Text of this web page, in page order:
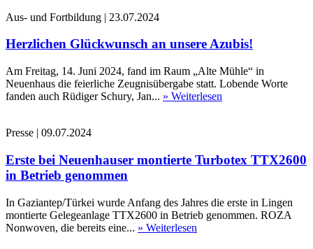
Aus- und Fortbildung | 23.07.2024
Herzlichen Glückwunsch an unsere Azubis!
Am Freitag, 14. Juni 2024, fand im Raum „Alte Mühle“ in
Neuenhaus die feierliche Zeugnisübergabe statt. Lobende Worte
fanden auch Rüdiger Schury, Jan... » Weiterlesen
Presse | 09.07.2024
Erste bei Neuenhauser montierte Turbotex TTX2600
in Betrieb genommen
In Gaziantep/Türkei wurde Anfang des Jahres die erste in Lingen
montierte Gelegeanlage TTX2600 in Betrieb genommen. ROZA
Nonwoven, die bereits eine... » Weiterlesen